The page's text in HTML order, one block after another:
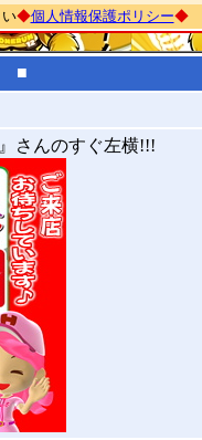
◆個人情報保護ポリシー◆
■
さんのすぐ左横!!!